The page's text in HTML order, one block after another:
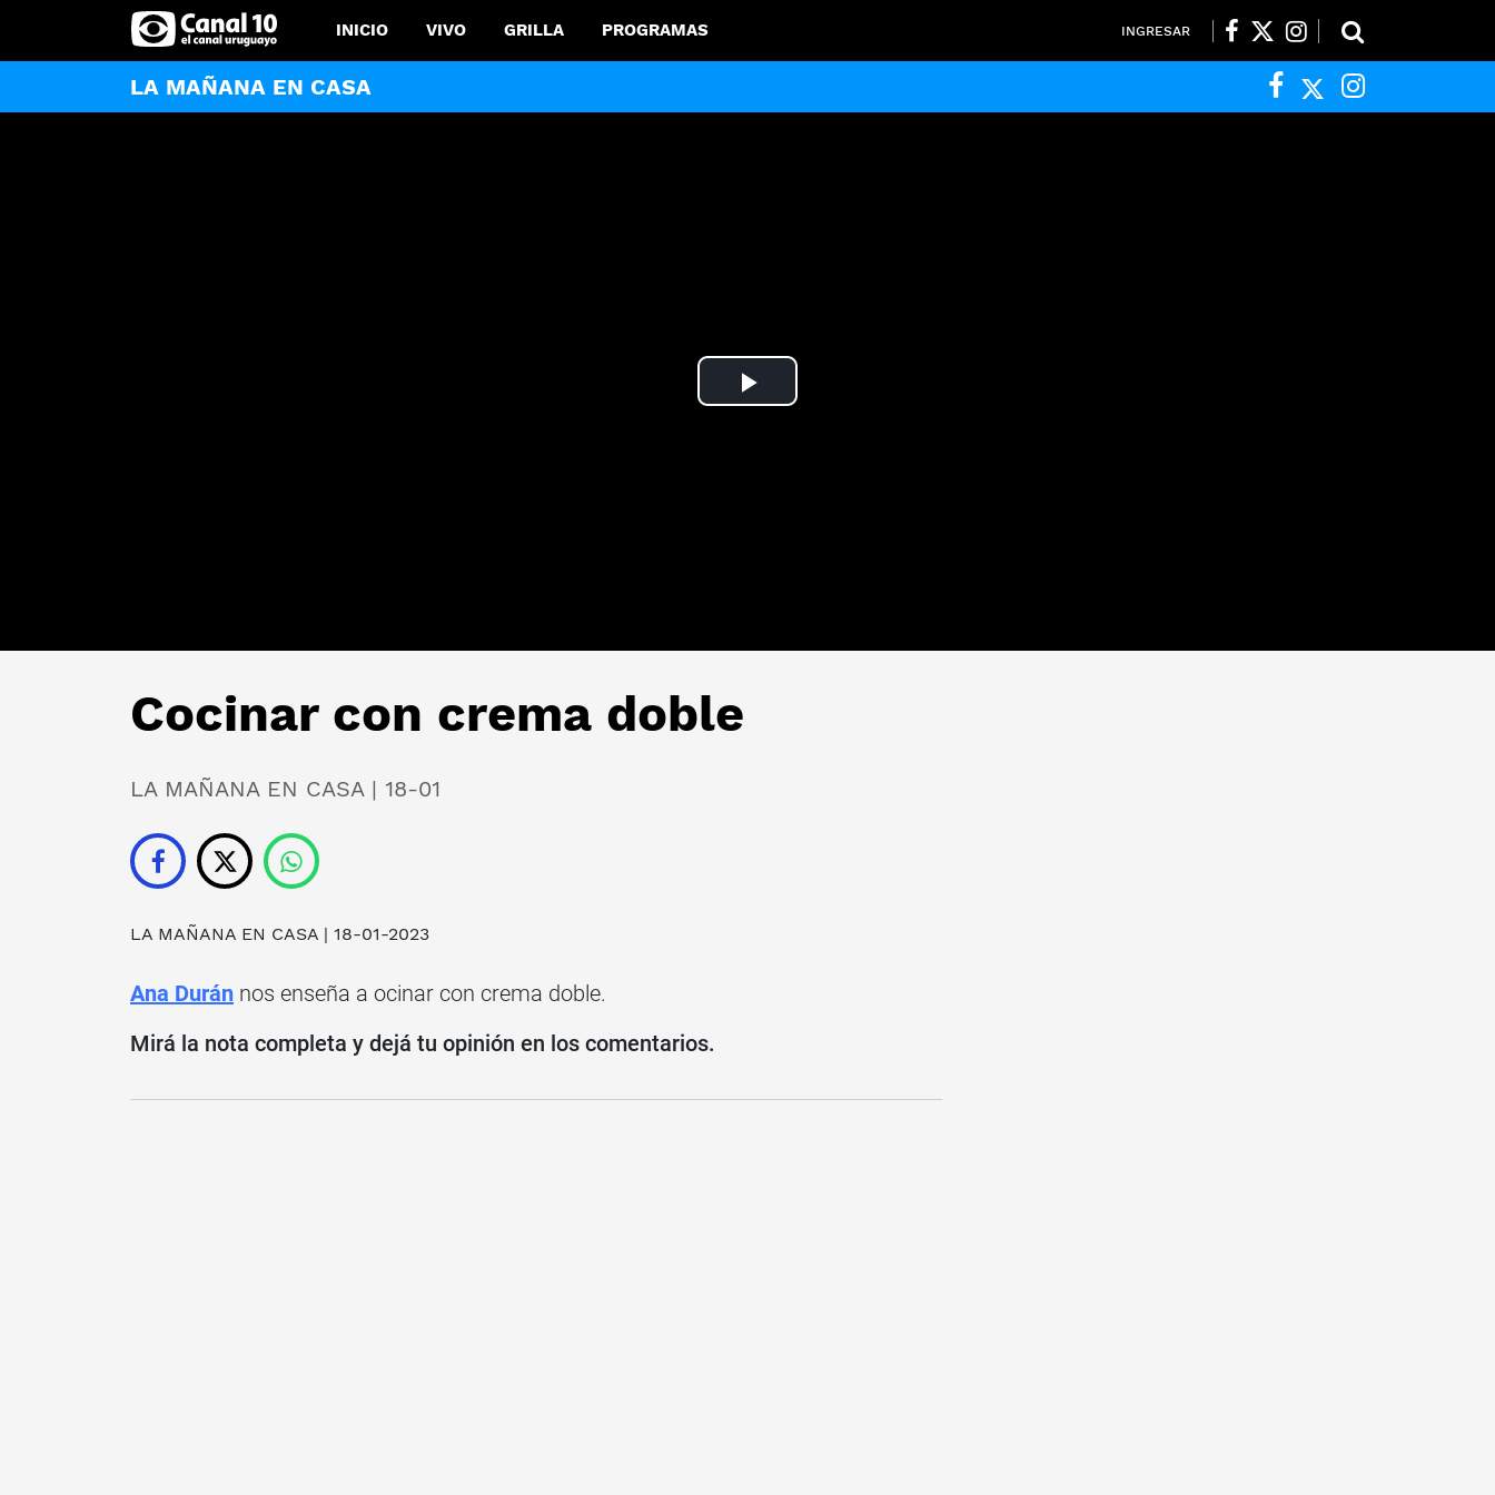
INICIO VIVO GRILLA PROGRAMAS INGRESAR
LA MAÑANA EN CASA
Play
Cocinar con crema doble
LA MAÑANA EN CASA | 18-01
LA MAÑANA EN CASA | 18-01-2023
Ana Durán nos enseña a ocinar con crema doble.
Mirá la nota completa y dejá tu opinión en los comentarios.